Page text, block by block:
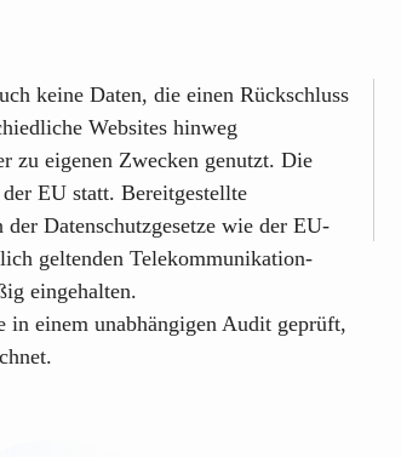
keine Daten, die einen Rückschluss
Websites hinweg
zu eigenen Zwecken genutzt. Die
EU statt. Bereitgestellte
Datenschutzgesetze wie der EU-
geltenden Telekommunikation-
eingehalten.
in einem unabhängigen Audit geprüft,